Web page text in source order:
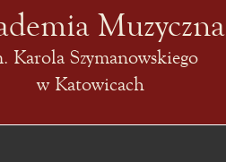
Muzyczna
Karola Szymanowskiego
w Katowicach